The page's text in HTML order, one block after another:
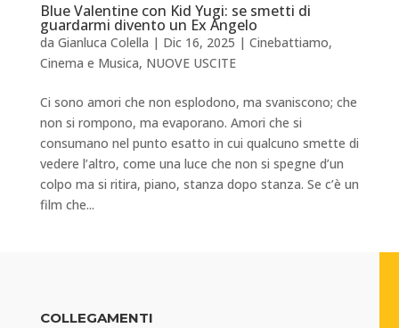
Blue Valentine con Kid Yugi: se smetti di
guardarmi divento un Ex Angelo
da Gianluca Colella | Dic 16, 2025 | Cinebattiamo,
Cinema e Musica, NUOVE USCITE
Ci sono amori che non esplodono, ma svaniscono; che
non si rompono, ma evaporano. Amori che si
consumano nel punto esatto in cui qualcuno smette di
vedere l’altro, come una luce che non si spegne d’un
colpo ma si ritira, piano, stanza dopo stanza. Se c’è un
film che...
COLLEGAMENTI